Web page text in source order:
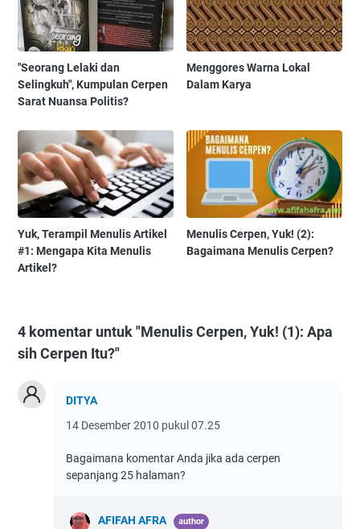
"Seorang Lelaki dan
Selingkuh", Kumpulan Cerpen
Sarat Nuansa Politis?
Menggores Warna Lokal
Dalam Karya
Yuk, Terampil Menulis Artikel
#1: Mengapa Kita Menulis
Artikel?
Menulis Cerpen, Yuk! (2):
Bagaimana Menulis Cerpen?
4 komentar untuk "Menulis Cerpen, Yuk! (1): Apa
sih Cerpen Itu?"
DITYA
14 Desember 2010 pukul 07.25
Bagaimana komentar Anda jika ada cerpen
sepanjang 25 halaman?
AFIFAH AFRA